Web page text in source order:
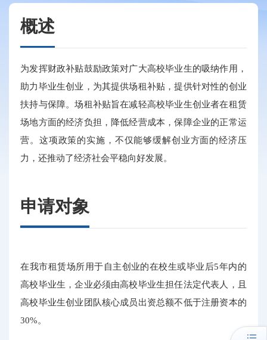
概述
为发挥财政补贴鼓励政策对广大高校毕业生的吸纳作用，
助力毕业生创业，为其提供场租补贴，提供针对性的创业
扶持与保障。场租补贴旨在减轻高校毕业生创业者在租赁
场地方面的经济负担，降低经营成本，保障企业的正常运
营。这项政策的实施，不仅能够缓解创业方面的经济压
力，还推动了经济社会平稳向好发展。
申请对象
在我市租赁场所用于自主创业的在校生或毕业后5年内的
高校毕业生，企业必须由高校毕业生担任法定代表人，且
高校毕业生创业团队核心成员出资总额不低于注册资本的
30%。